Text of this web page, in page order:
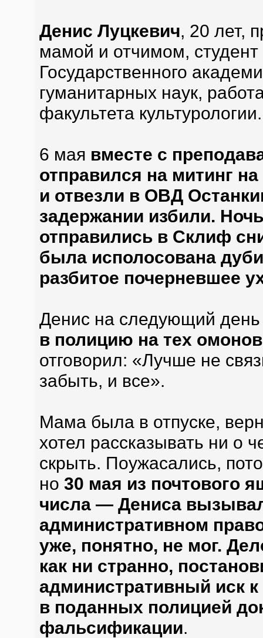
Денис Луцкевич, 20 лет,
мамой и отчимом, студент
Государственного
гуманитарных наук,
факультета культурологии.
6 мая вместе с
отправился на митинг
и отвезли в ОВД
задержании избили.
отправились в Склиф
была исполосована
разбитое почерневшее
Денис на следующий
в полицию на тех
отговорил: «Лучше не
забыть, и все».
Мама была в отпуске,
хотел рассказывать ни о
скрыть. Поужасались,
но 30 мая из почтового
числа — Дениса
административном
уже, понятно, не мог.
как ни странно,
административный иск
в поданных полицией
фальсификации.